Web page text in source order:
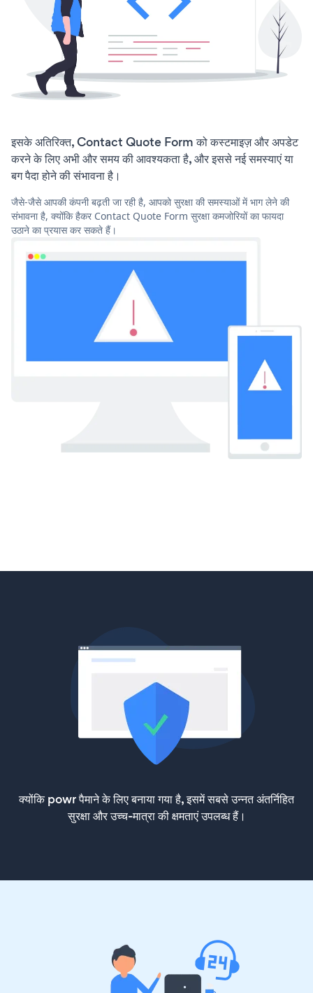
इसके अतिरिक्त, Contact Quote Form को कस्टमाइज़ और अपडेट
करने के लिए अभी और समय की आवश्यकता है, और इससे नई समस्याएं या
बग पैदा होने की संभावना है।
जैसे-जैसे आपकी कंपनी बढ़ती जा रही है, आपको सुरक्षा की समस्याओं में भाग लेने की
संभावना है, क्योंकि हैकर Contact Quote Form सुरक्षा कमजोरियों का फायदा
उठाने का प्रयास कर सकते हैं।
क्योंकि powr पैमाने के लिए बनाया गया है, इसमें सबसे उन्नत अंतर्निहित
सुरक्षा और उच्च-मात्रा की क्षमताएं उपलब्ध हैं।